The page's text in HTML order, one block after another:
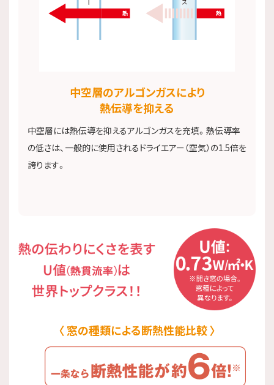
中空層のアルゴンガスにより​
熱伝導を抑える​
中空層には熱伝導を抑えるアルゴンガスを充填。熱伝導率
の低さは、一般的に使用されるドライエアー（空気）の1.5倍を
誇ります。
窓の種類による断熱性能比較